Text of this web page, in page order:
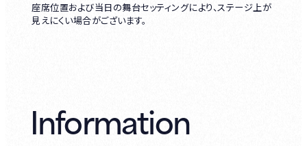
座席位置および当日の舞台セッティングにより、ステージ上が
見えにくい場合がございます。
Information